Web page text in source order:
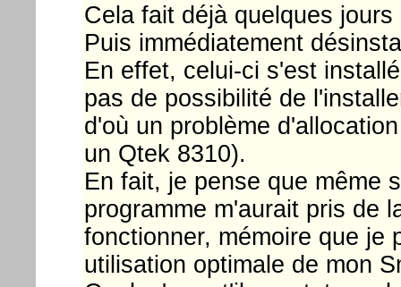
Cela fait déjà quelques
Puis immédiatement
En effet, celui-ci s'est
pas de possibilité de
d'où un problème
un Qtek 8310).
En fait, je pense que même
programme m'aurait pris de
fonctionner, mémoire que je
utilisation optimale de mon